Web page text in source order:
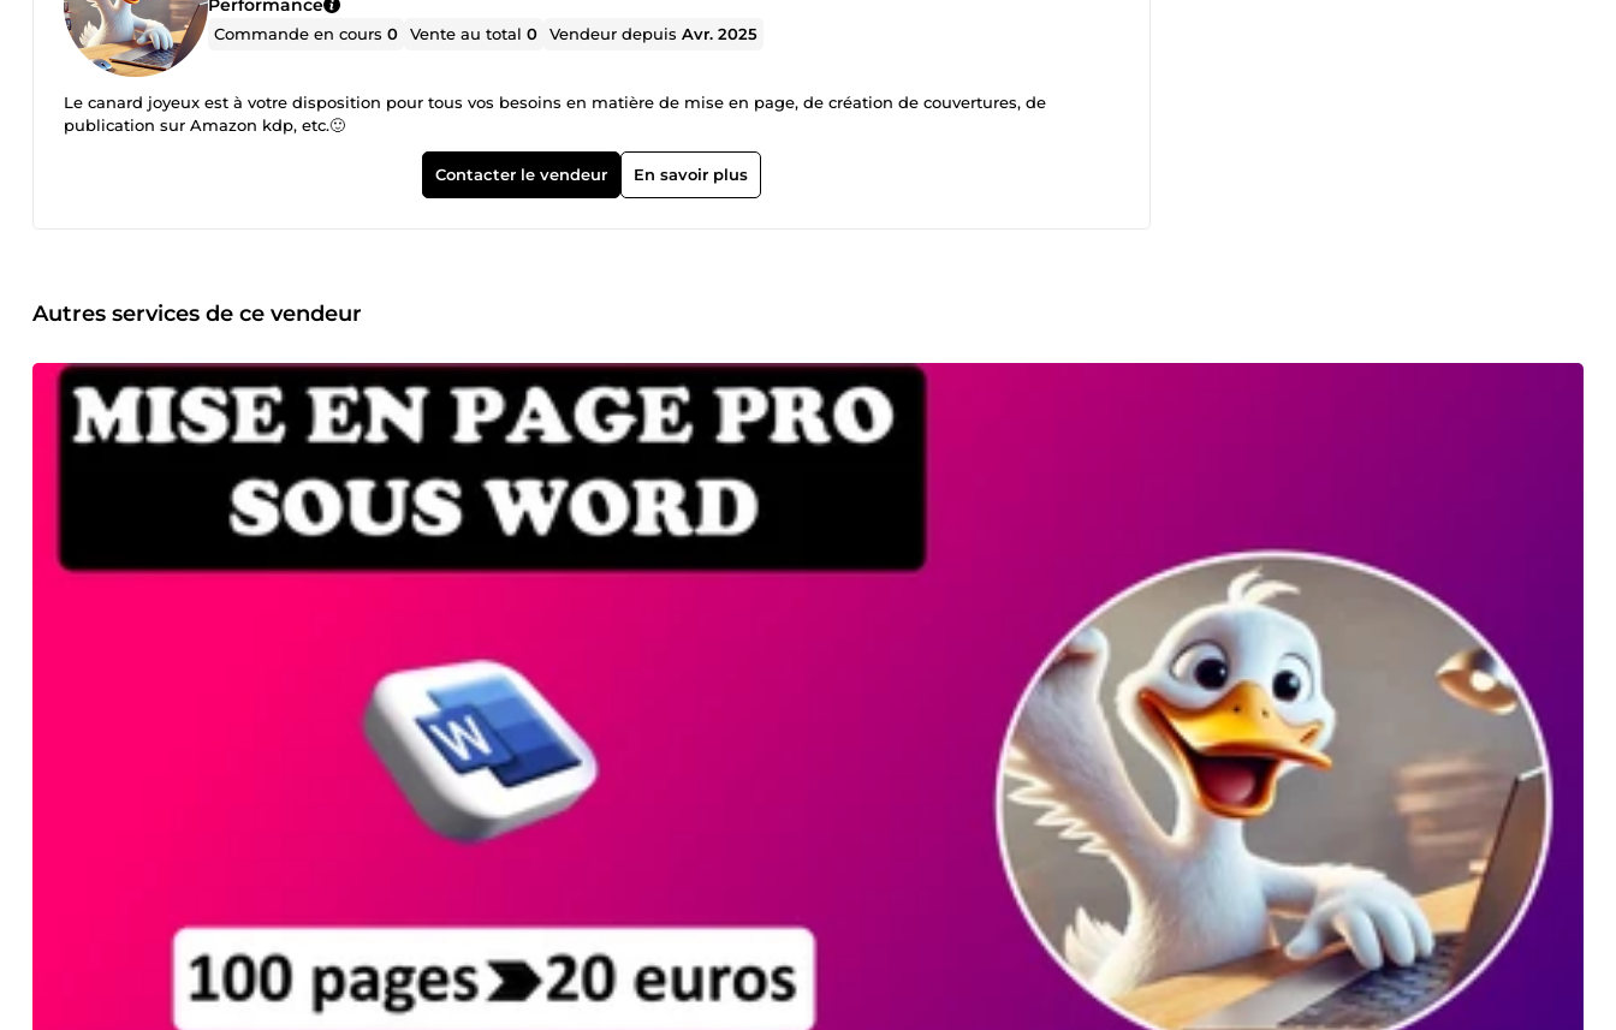
Commande en cours0 Vente au total0 Vendeur depuisAvr. 2025
Le canard joyeux est à votre disposition pour tous vos besoins en matière de mise en page, de création de couvertures, de
publication sur Amazon kdp, etc.🙂
Contacter le vendeur En savoir plus
Autres services de ce vendeur